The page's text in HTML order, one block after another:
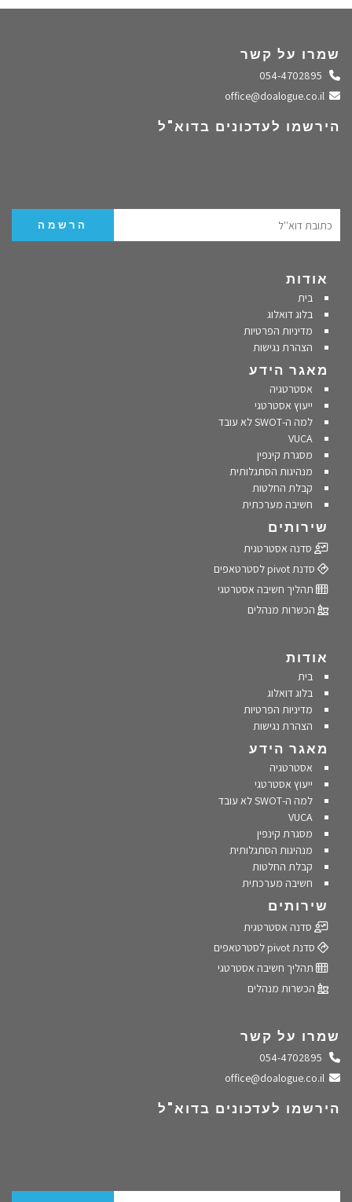
שמרו על קשר
התקשרו אלינו
שלחו מייל
הירשמו לעדכונים בדוא"ל
אודות
בית
בלוג דואלוג
מדיניות הפרטיות
הצהרת נגישות
מאגר הידע
אסטרטגיה
ייעוץ אסטרטגי
למה ה-SWOT לא עובד
VUCA
מסגרת קינפין
מנהיגות הסתגלותית
קבלת החלטות
חשיבה מערכתית
שירותים
סדנה אסטרטגית
סדנת pivot לסטרטאפים
תהליך חשיבה אסטרטגי
הכשרות מנהלים
אודות
בית
בלוג דואלוג
מדיניות הפרטיות
הצהרת נגישות
מאגר הידע
אסטרטגיה
ייעוץ אסטרטגי
למה ה-SWOT לא עובד
VUCA
מסגרת קינפין
מנהיגות הסתגלותית
קבלת החלטות
חשיבה מערכתית
שירותים
סדנה אסטרטגית
סדנת pivot לסטרטאפים
תהליך חשיבה אסטרטגי
הכשרות מנהלים
שמרו על קשר
התקשרו אלינו
שלחו מייל
הירשמו לעדכונים בדוא"ל